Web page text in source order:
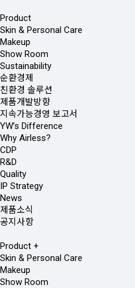
Product
Skin & Personal Care
Makeup
Show Room
Sustainability
순환경제
친환경 솔루션
제품개발방향
지속가능경영 보고서
YW’s Difference
Why Airless?
CDP
R&D
Quality
IP Strategy
News
제품소식
공지사항
Product +
Skin & Personal Care
Makeup
Show Room